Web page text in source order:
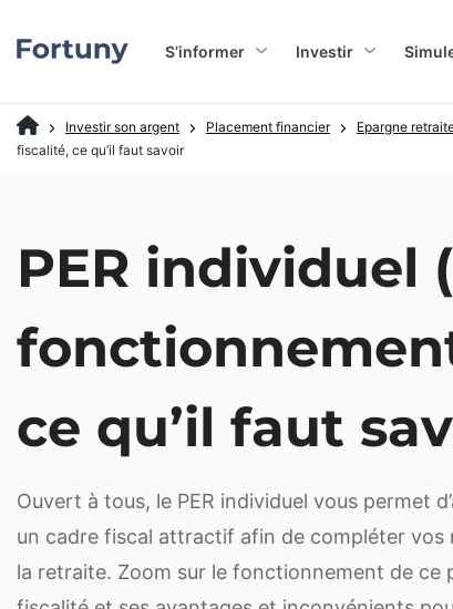
S’informer Investir
Investir son argent Placement financier Epargne
fiscalité, ce qu’il faut savoir
PER individuel
ce qu’il faut
Ouvert à tous, le PER individuel vous permet
un cadre fiscal attractif afin de compléter vos
la retraite. Zoom sur le fonctionnement de ce